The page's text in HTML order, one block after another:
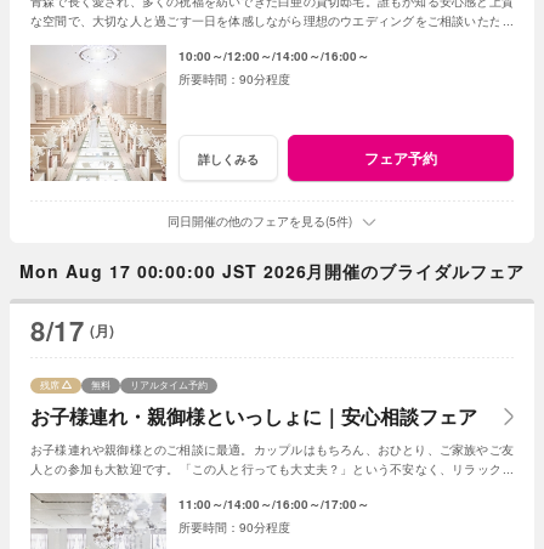
な空間で、大切な人と過ごす一日を体感しながら理想のウエディングをご相談いただけ
10:00～ 12:00～ 14:00～ 16:00～
90分程度
詳しくみる フェア予約
同日開催の他のフェアを見る(5件)
Mon Aug 17 00:00:00 JST 2026月開催のブライダルフェア
8/17 (月)
お子様連れ・親御様といっしょに｜安心相談フェア
残席 無料 リアルタイム予約
お子様連れや親御様とのご相談に最適。カップルはもちろん、おひとり、ご家族やご友
人との参加も大歓迎です。「この人と行っても大丈夫？」という不安なく、リラックス
11:00～ 14:00～ 16:00～ 17:00～
90分程度